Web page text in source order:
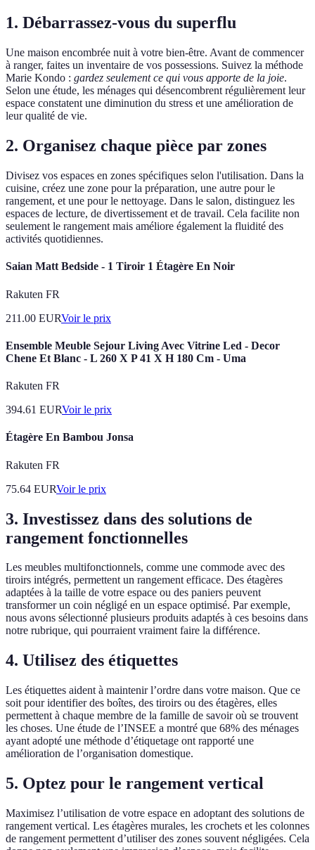
1. Débarrassez-vous du superflu
Une maison encombrée nuit à votre bien-être. Avant de commencer
à ranger, faites un inventaire de vos possessions. Suivez la méthode
Marie Kondo : gardez seulement ce qui vous apporte de la joie.
Selon une étude, les ménages qui désencombrent régulièrement leur
espace constatent une diminution du stress et une amélioration de
leur qualité de vie.
2. Organisez chaque pièce par zones
Divisez vos espaces en zones spécifiques selon l'utilisation. Dans la
cuisine, créez une zone pour la préparation, une autre pour le
rangement, et une pour le nettoyage. Dans le salon, distinguez les
espaces de lecture, de divertissement et de travail. Cela facilite non
seulement le rangement mais améliore également la fluidité des
activités quotidiennes.
Saian Matt Bedside - 1 Tiroir 1 Étagère En Noir
Rakuten FR
211.00 EURVoir le prix
Ensemble Meuble Sejour Living Avec Vitrine Led - Decor
Chene Et Blanc - L 260 X P 41 X H 180 Cm - Uma
Rakuten FR
394.61 EURVoir le prix
Étagère En Bambou Jonsa
Rakuten FR
75.64 EURVoir le prix
3. Investissez dans des solutions de
rangement fonctionnelles
Les meubles multifonctionnels, comme une commode avec des
tiroirs intégrés, permettent un rangement efficace. Des étagères
adaptées à la taille de votre espace ou des paniers peuvent
transformer un coin négligé en un espace optimisé. Par exemple,
nous avons sélectionné plusieurs produits adaptés à ces besoins dans
notre rubrique, qui pourraient vraiment faire la différence.
4. Utilisez des étiquettes
Les étiquettes aident à maintenir l’ordre dans votre maison. Que ce
soit pour identifier des boîtes, des tiroirs ou des étagères, elles
permettent à chaque membre de la famille de savoir où se trouvent
les choses. Une étude de l’INSEE a montré que 68% des ménages
ayant adopté une méthode d’étiquetage ont rapporté une
amélioration de l’organisation domestique.
5. Optez pour le rangement vertical
Maximisez l’utilisation de votre espace en adoptant des solutions de
rangement vertical. Les étagères murales, les crochets et les colonnes
de rangement permettent d’utiliser des zones souvent négligées. Cela